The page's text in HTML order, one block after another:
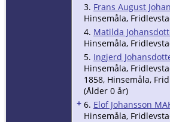
3. Frans August
Hinsemåla,
4. Matilda
Hinsemåla,
5. Ingjerd
Hinsemåla,
1858, Hinsemåla,
(Ålder 0 år)
+ 6. Elof Johansson
Hinsemåla,